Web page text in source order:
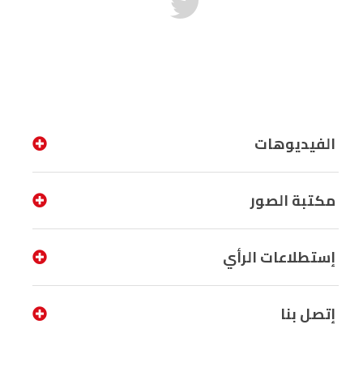
الفيديوهات
مكتبة الصور
إستطلاعات الرأي
إتصل بنا